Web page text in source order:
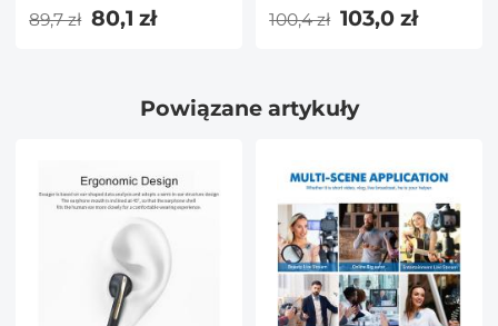
filtra, pierścień
obiektywami 62mm i
89,7 zł 80,1 zł
mm z nasadką filtra
obiektywów aparatów
100,4 zł 103,0 zł
Powiązane artykuły